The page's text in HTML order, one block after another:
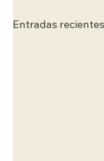
Entradas recientes